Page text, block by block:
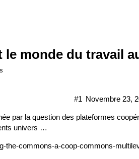
le monde du travail
Novembre 23,
#1
par la question des plateformes
univers …
the-commons-a-coop-commons-